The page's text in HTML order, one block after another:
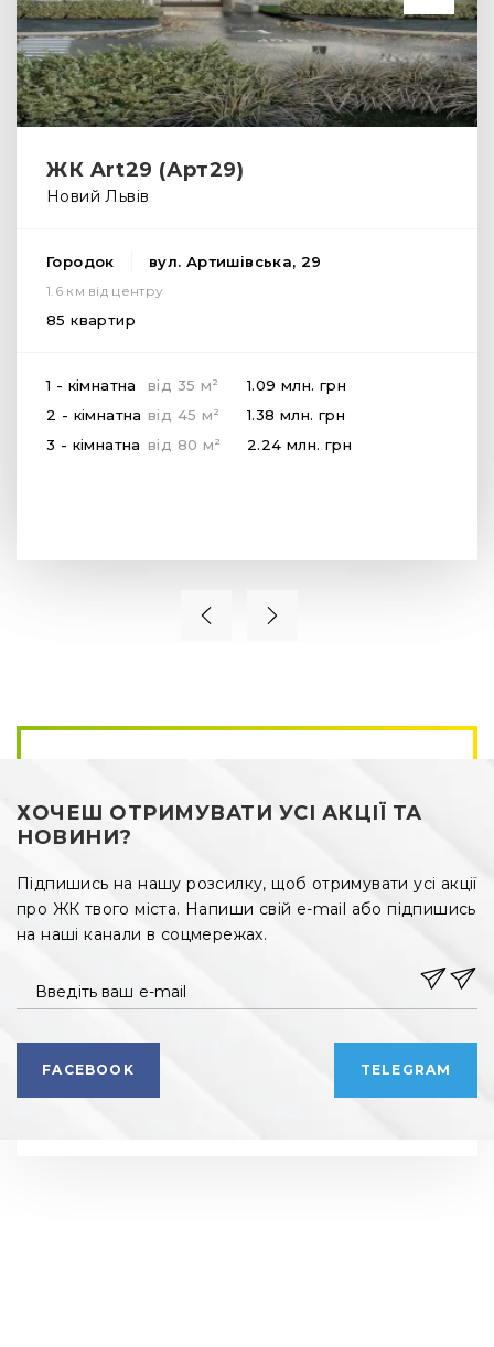
ЖК Art29 (Арт29)
Новий Львів
Городок вул. Артишівська, 29
1.6 км від центру
85 квартир
1 - кімнатна від 35 м 2 1.09 млн. грн
2 - кімнатна від 45 м 2 1.38 млн. грн
3 - кімнатна від 80 м 2 2.24 млн. грн
ХОЧЕШ ОТРИМУВАТИ УСІ АКЦІЇ ТА
НОВИНИ?
Підпишись на нашу розсилку, щоб отримувати усі акції
про ЖК твого міста. Напиши свій e-mail або підпишись
на наші канали в соцмережах.
Введіть ваш e-mail
FACEBOOK TELEGRAM